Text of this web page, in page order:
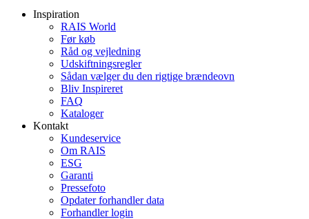
Inspiration
RAIS World
Før køb
Råd og vejledning
Udskiftningsregler
Sådan vælger du den rigtige brændeovn
Bliv Inspireret
FAQ
Kataloger
Kontakt
Kundeservice
Om RAIS
ESG
Garanti
Pressefoto
Opdater forhandler data
Forhandler login